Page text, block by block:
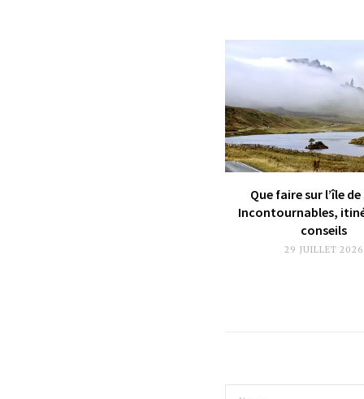
Que faire sur l’île de
Incontournables,
conseils
29 JUILLET 2026